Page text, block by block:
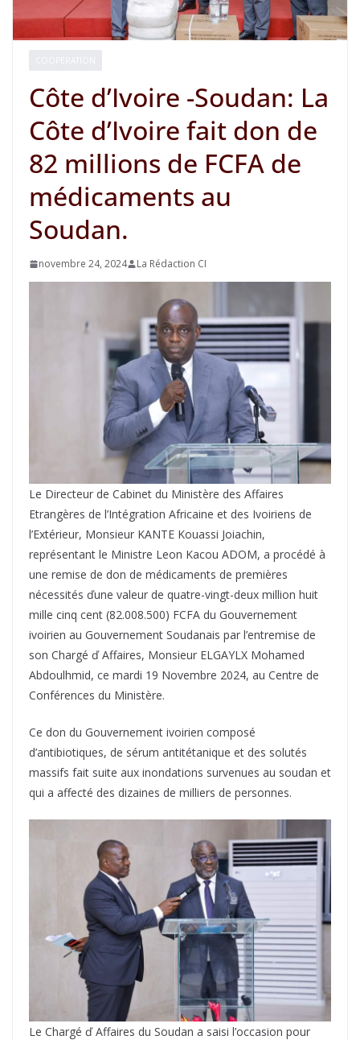
Côte d’Ivoire -Soudan: La
Côte d’Ivoire fait don de
82 millions de FCFA de
médicaments au
Soudan.
novembre 24, 2024 La Rédaction CI
Le Directeur de Cabinet du Ministère des Affaires
Etrangères de l’Intégration Africaine et des Ivoiriens de
l’Extérieur, Monsieur KANTE Kouassi Joiachin,
représentant le Ministre Leon Kacou ADOM, a procédé à
une remise de don de médicaments de premières
nécessités ďune valeur de quatre-vingt-deux million huit
mille cinq cent (82.008.500) FCFA du Gouvernement
ivoirien au Gouvernement Soudanais par l’entremise de
son Chargé ď Affaires, Monsieur ELGAYLX Mohamed
Abdoulhmid, ce mardi 19 Novembre 2024, au Centre de
Conférences du Ministère.
Ce don du Gouvernement ivoirien composé
d’antibiotiques, de sérum antitétanique et des solutés
massifs fait suite aux inondations survenues au soudan et
qui a affecté des dizaines de milliers de personnes.
Le Chargé ď Affaires du Soudan a saisi l’occasion pour